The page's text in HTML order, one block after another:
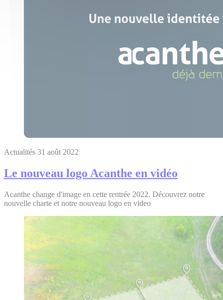
Actualités 31 août 2022
Le nouveau logo Acanthe en vidéo
Acanthe change d'image en cette rentrée 2022. Découvrez notre
nouvelle charte et notre nouveau logo en video